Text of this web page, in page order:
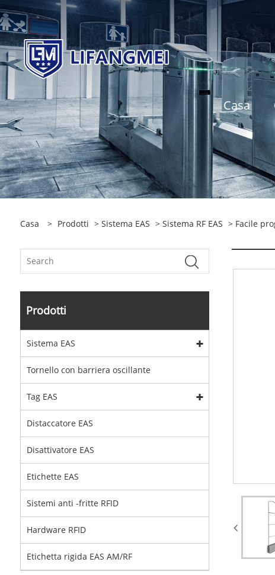
Casa
Casa > Prodotti > Sistema EAS > Sistema RF EAS > Facile
Prodotti
Sistema EAS
Tornello con barriera oscillante
Tag EAS
Distaccatore EAS
Disattivatore EAS
Etichette EAS
Sistemi anti -fritte RFID
Hardware RFID
Etichetta rigida EAS AM/RF